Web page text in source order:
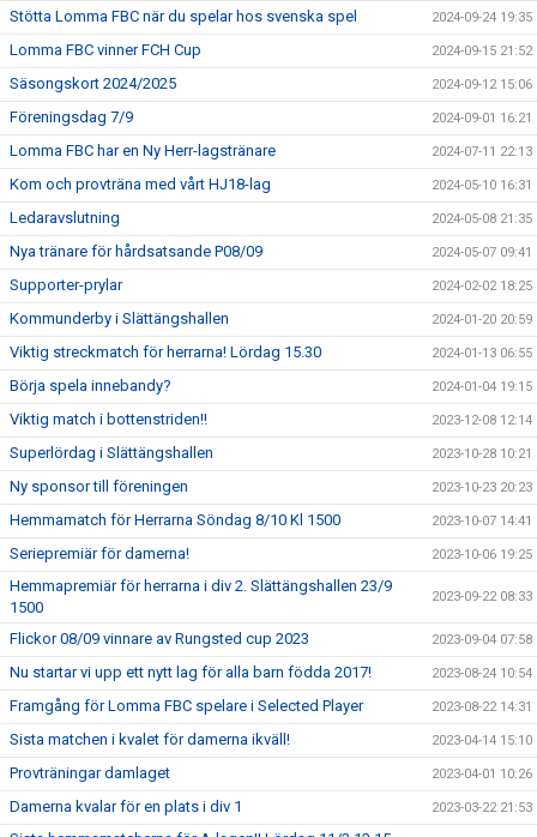
Stötta Lomma FBC när du spelar hos svenska spel 2024-09-24 19:35
Lomma FBC vinner FCH Cup 2024-09-15 21:52
Säsongskort 2024/2025 2024-09-12 15:06
Föreningsdag 7/9 2024-09-01 16:21
Lomma FBC har en Ny Herr-lagstränare 2024-07-11 22:13
Kom och provträna med vårt HJ18-lag 2024-05-10 16:31
Ledaravslutning 2024-05-08 21:35
Nya tränare för hårdsatsande P08/09 2024-05-07 09:41
Supporter-prylar 2024-02-02 18:25
Kommunderby i Slättängshallen 2024-01-20 20:59
Viktig streckmatch för herrarna! Lördag 15.30 2024-01-13 06:55
Börja spela innebandy? 2024-01-04 19:15
Viktig match i bottenstriden!! 2023-12-08 12:14
Superlördag i Slättängshallen 2023-10-28 10:21
Ny sponsor till föreningen 2023-10-23 20:23
Hemmamatch för Herrarna Söndag 8/10 Kl 1500 2023-10-07 14:41
Seriepremiär för damerna! 2023-10-06 19:25
Hemmapremiär för herrarna i div 2. Slättängshallen 23/9
1500
2023-09-22 08:33
Flickor 08/09 vinnare av Rungsted cup 2023 2023-09-04 07:58
Nu startar vi upp ett nytt lag för alla barn födda 2017! 2023-08-24 10:54
Framgång för Lomma FBC spelare i Selected Player 2023-08-22 14:31
Sista matchen i kvalet för damerna ikväll! 2023-04-14 15:10
Provträningar damlaget 2023-04-01 10:26
Damerna kvalar för en plats i div 1 2023-03-22 21:53